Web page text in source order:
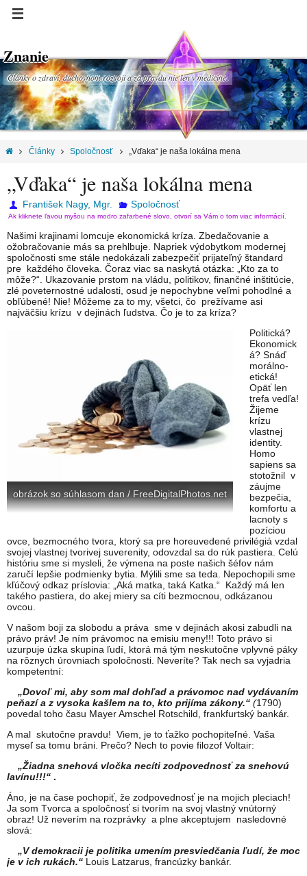
Znanie
Články o zdraví, duchovnom rozvoji a za pravdu nie len v medicíne.
Články Spoločnosť „Vďaka“ je naša lokálna mena
„Vďaka“ je naša lokálna mena
František Nagy, Mgr. Spoločnosť
Ak kliknete ľavou myšou na modro zafarbené slovo, otvorí sa Vám o tom viac informácií.
Našimi krajinami lomcuje ekonomická kríza. Zbedačovanie a
ožobračovanie más sa prehlbuje. Napriek výdobytkom modernej
spoločnosti sme stále nedokázali zabezpečiť prijateľný štandard
pre každého človeka. Čoraz viac sa naskytá otázka: „Kto za to
môže?“. Ukazovanie prstom na vládu, politikov, finančné inštitúcie,
zlé poveternostné udalosti, osud je nepochybne veľmi pohodlné a
obľúbené! Nie! Môžeme za to my, všetci, čo prežívame asi
najväčšiu krízu v dejinách ľudstva. Čo je to za kríza?
obrázok so súhlasom dan / FreeDigitalPhotos.net
Politická?
Ekonomick
á? Snáď
morálno-
etická!
Opäť len
trefa vedľa!
Žijeme
krízu
vlastnej
identity.
Homo
sapiens sa
stotožnil v
záujme
bezpečia,
komfortu a
lacnoty s
pozíciou
ovce, bezmocného tvora, ktorý sa pre horeuvedené privilégiá vzdal
svojej vlastnej tvorivej suverenity, odovzdal sa do rúk pastiera. Celú
históriu sme si mysleli, že výmena na poste našich šéfov nám
zaručí lepšie podmienky bytia. Mýlili sme sa teda. Nepochopili sme
kľúčový odkaz príslovia: „Aká matka, taká Katka.“ Každý má len
takého pastiera, do akej miery sa cíti bezmocnou, odkázanou
ovcou.
V našom boji za slobodu a práva sme v dejinách akosi zabudli na
právo práv! Je ním právomoc na emisiu meny!!! Toto právo si
uzurpuje úzka skupina ľudí, ktorá má tým neskutočne vplyvné páky
na rôznych úrovniach spoločnosti. Neveríte? Tak nech sa vyjadria
kompetentní:
„Dovoľ mi, aby som mal dohľad a právomoc nad vydávaním
peňazí a z vysoka kašlem na to, kto prijíma zákony.“ (1790)
povedal toho času Mayer Amschel Rotschild, frankfurtský bankár.
A mal skutočne pravdu! Viem, je to ťažko pochopiteľné. Vaša
myseľ sa tomu bráni. Prečo? Nech to povie filozof Voltair:
„Žiadna snehová vločka necíti zodpovednosť za snehovú
lavínu!!!“ .
Áno, je na čase pochopiť, že zodpovednosť je na mojich pleciach!
Ja som Tvorca a spoločnosť si tvorím na svoj vlastný vnútorný
obraz! Už neverím na rozprávky a plne akceptujem nasledovné
slová:
„V demokracii je politika umením presviedčania ľudí, že moc
je v ich rukách.“ Louis Latzarus, francúzky bankár.